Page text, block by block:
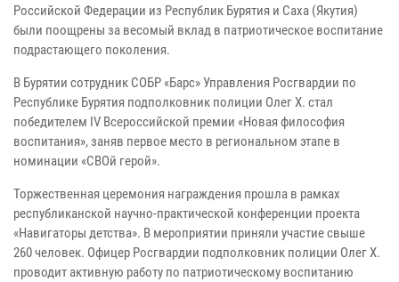
Российской Федерации из Республик Бурятия и Саха (Якутия)
были поощрены за весомый вклад в патриотическое воспитание
подрастающего поколения.
В Бурятии сотрудник СОБР «Барс» Управления Росгвардии по
Республике Бурятия подполковник полиции Олег Х. стал
победителем IV Всероссийской премии «Новая философия
воспитания», заняв первое место в региональном этапе в
номинации «СВОй герой».
Торжественная церемония награждения прошла в рамках
республиканской научно-практической конференции проекта
«Навигаторы детства». В мероприятии приняли участие свыше
260 человек. Офицер Росгвардии подполковник полиции Олег Х.
проводит активную работу по патриотическому воспитанию